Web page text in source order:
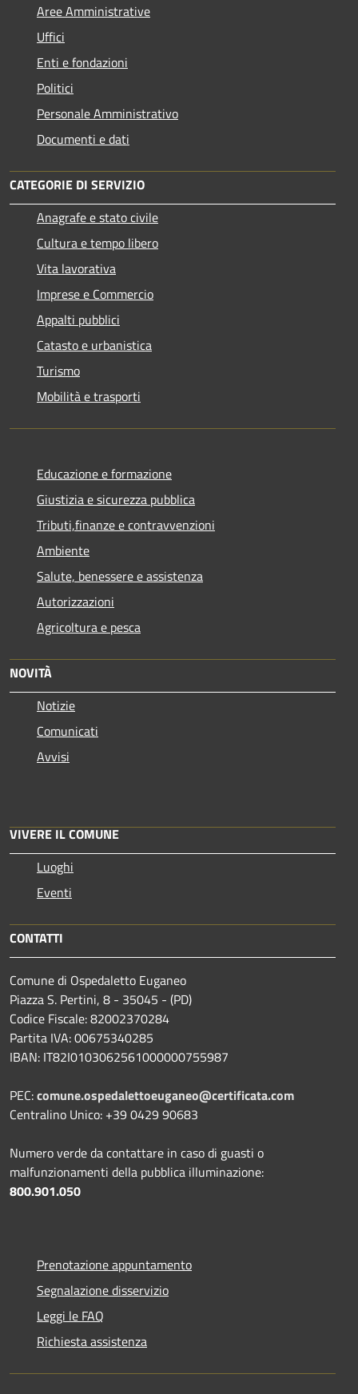
Aree Amministrative
Uffici
Enti e fondazioni
Politici
Personale Amministrativo
Documenti e dati
CATEGORIE DI SERVIZIO
Anagrafe e stato civile
Cultura e tempo libero
Vita lavorativa
Imprese e Commercio
Appalti pubblici
Catasto e urbanistica
Turismo
Mobilità e trasporti
Educazione e formazione
Giustizia e sicurezza pubblica
Tributi,finanze e contravvenzioni
Ambiente
Salute, benessere e assistenza
Autorizzazioni
Agricoltura e pesca
NOVITÀ
Notizie
Comunicati
Avvisi
VIVERE IL COMUNE
Luoghi
Eventi
CONTATTI
Comune di Ospedaletto Euganeo
Piazza S. Pertini, 8 - 35045 - (PD)
Codice Fiscale: 82002370284
Partita IVA: 00675340285
IBAN: IT82I0103062561000000755987
PEC:comune.ospedalettoeuganeo@certificata.com
Centralino Unico: +39 0429 90683
Numero verde da contattare in caso di guasti o
malfunzionamenti della pubblica illuminazione:
800.901.050
Prenotazione appuntamento
Segnalazione disservizio
Leggi le FAQ
Richiesta assistenza